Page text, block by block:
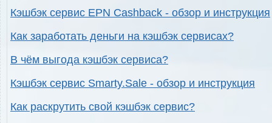
Кэшбэк сервис EPN Cashback - обзор и инструкция
Как заработать деньги на кэшбэк сервисах?
В чём выгода кэшбэк сервиса?
Кэшбэк сервис Smarty.Sale - обзор и инструкция
Как раскрутить свой кэшбэк сервис?